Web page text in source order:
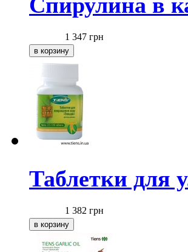
Спирулина в
1 347 грн
Таблетки для
1 382 грн